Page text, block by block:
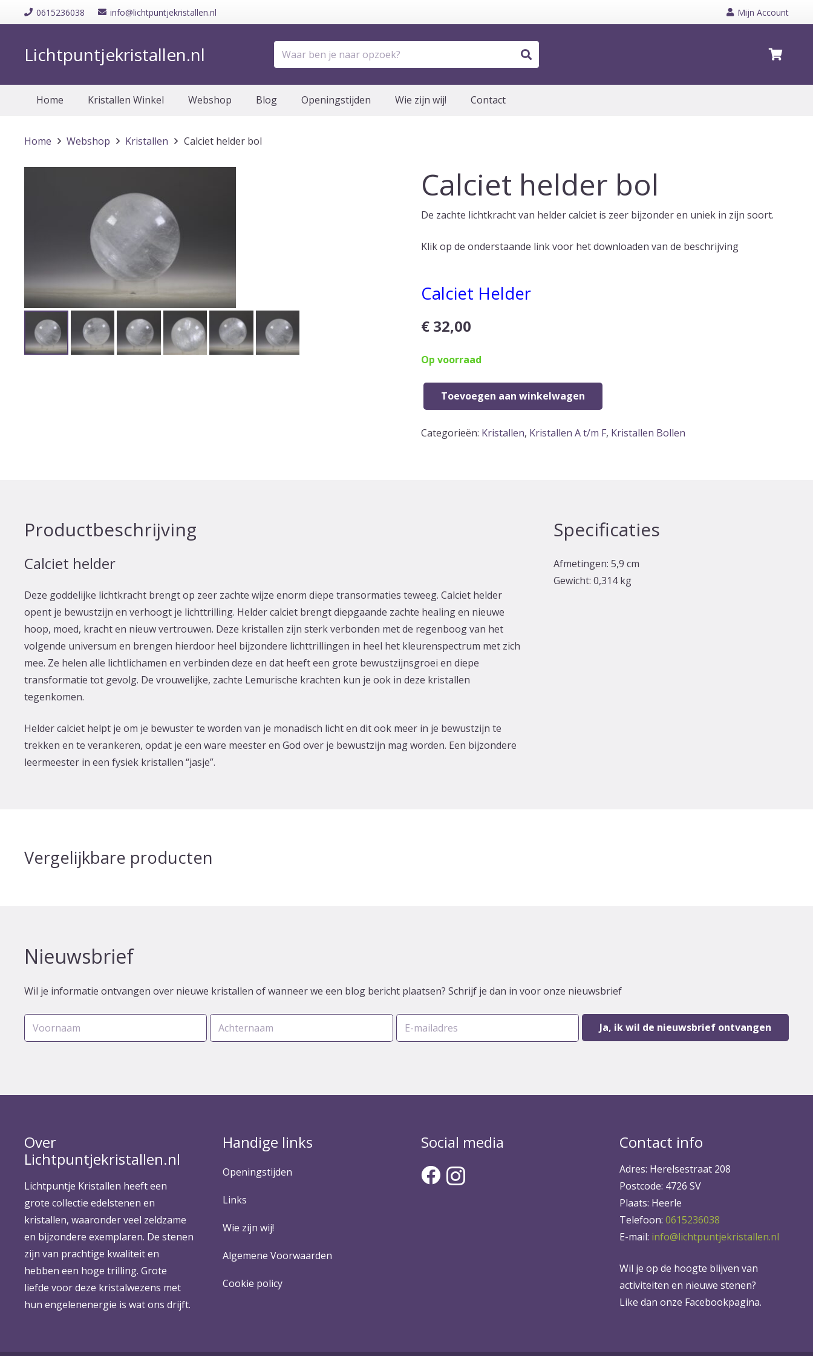
0615236038 info@lichtpuntjekristallen.nl Mijn Account
Lichtpuntjekristallen.nl
Home Kristallen Winkel Webshop Blog Openingstijden Wie zijn wij! Contact
Home Webshop Kristallen Calciet helder bol
Calciet helder bol
De zachte lichtkracht van helder calciet is zeer bijzonder en uniek in zijn soort.
Klik op de onderstaande link voor het downloaden van de beschrijving
Calciet Helder
€ 32,00
Op voorraad
Calciet
bol
Toevoegen aan winkelwagen
Categorieën: Kristallen, Kristallen A t/m F, Kristallen Bollen
Productbeschrijving
Calciet helder
Deze goddelijke lichtkracht brengt op zeer zachte wijze enorm diepe transormaties teweeg. Calciet helder
opent je bewustzijn en verhoogt je lichttrilling. Helder calciet brengt diepgaande zachte healing en nieuwe
hoop, moed, kracht en nieuw vertrouwen. Deze kristallen zijn sterk verbonden met de regenboog van het
volgende universum en brengen hierdoor heel bijzondere lichttrillingen in heel het kleurenspectrum met zich
mee. Ze helen alle lichtlichamen en verbinden deze en dat heeft een grote bewustzijnsgroei en diepe
transformatie tot gevolg. De vrouwelijke, zachte Lemurische krachten kun je ook in deze kristallen
tegenkomen.
Helder calciet helpt je om je bewuster te worden van je monadisch licht en dit ook meer in je bewustzijn te
trekken en te verankeren, opdat je een ware meester en God over je bewustzijn mag worden. Een bijzondere
leermeester in een fysiek kristallen “jasje”.
Specificaties
Afmetingen: 5,9 cm
Gewicht: 0,314 kg
Vergelijkbare producten
Nieuwsbrief
Wil je informatie ontvangen over nieuwe kristallen of wanneer we een blog bericht plaatsen? Schrijf je dan in voor onze nieuwsbrief
Over
Lichtpuntjekristallen.nl
Lichtpuntje Kristallen heeft een
grote collectie edelstenen en
kristallen, waaronder veel zeldzame
en bijzondere exemplaren. De stenen
zijn van prachtige kwaliteit en
hebben een hoge trilling. Grote
liefde voor deze kristalwezens met
hun engelenenergie is wat ons drijft.
Handige links
Openingstijden
Links
Wie zijn wij!
Algemene Voorwaarden
Cookie policy
Social media Contact info
Adres: Herelsestraat 208
Postcode: 4726 SV
Plaats: Heerle
Telefoon: 0615236038
E-mail: info@lichtpuntjekristallen.nl
Wil je op de hoogte blijven van
activiteiten en nieuwe stenen?
Like dan onze Facebookpagina.